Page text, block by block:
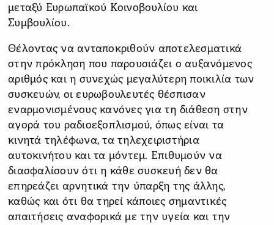
μεταξύ Ευρωπαϊκού Κοινοβουλίου και
Συμβουλίου.
Θέλοντας να ανταποκριθούν αποτελεσματικά
στην πρόκληση που παρουσιάζει ο αυξανόμενος
αριθμός και η συνεχώς μεγαλύτερη ποικιλία των
συσκευών, οι ευρωβουλευτές θέσπισαν
εναρμονισμένους κανόνες για τη διάθεση στην
αγορά του ραδιοεξοπλισμού, όπως είναι τα
κινητά τηλέφωνα, τα τηλεχειριστήρια
αυτοκινήτου και τα μόντεμ. Επιθυμούν να
διασφαλίσουν ότι η κάθε συσκευή δεν θα
επηρεάζει αρνητικά την ύπαρξη της άλλης,
καθώς και ότι θα τηρεί κάποιες σημαντικές
απαιτήσεις αναφορικά με την υγεία και την